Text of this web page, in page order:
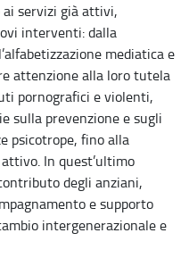
servizi già attivi,
interventi: dalla
mediatica e
attenzione alla loro tutela
pornografici e violenti,
sulla prevenzione e sugli
psicotrope, fino alla
In quest’ultimo
degli anziani,
e supporto
intergenerazionale e